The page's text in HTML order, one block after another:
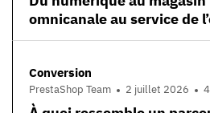
omnicanale au service de
Conversion
PrestaShop Team 2 juillet 2026